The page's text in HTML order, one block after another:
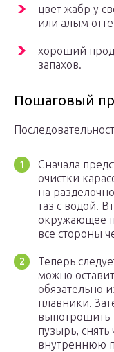
цвет жабр у
или алым
хороший
запахов.
Пошаговый
Сначала
очистки
на
таз с водой.
окружающее
все стороны
Теперь
можно
обязательно
плавники.
выпотрошить
пузырь,
внутреннюю